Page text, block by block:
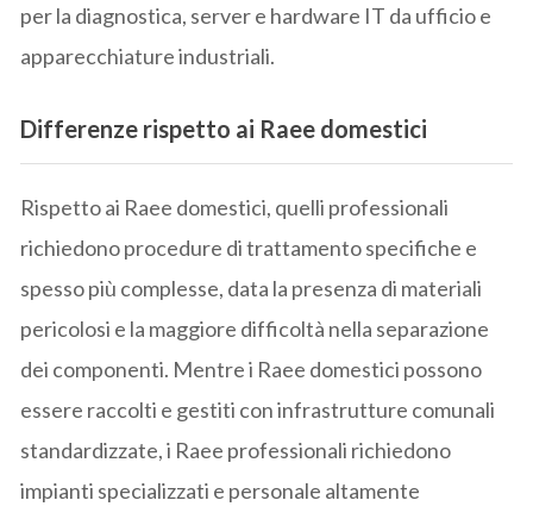
per la diagnostica, server e hardware IT da ufficio e
apparecchiature industriali.
Differenze rispetto ai Raee domestici
Rispetto ai Raee domestici, quelli professionali
richiedono procedure di trattamento specifiche e
spesso più complesse, data la presenza di materiali
pericolosi e la maggiore difficoltà nella separazione
dei componenti. Mentre i Raee domestici possono
essere raccolti e gestiti con infrastrutture comunali
standardizzate, i Raee professionali richiedono
impianti specializzati e personale altamente